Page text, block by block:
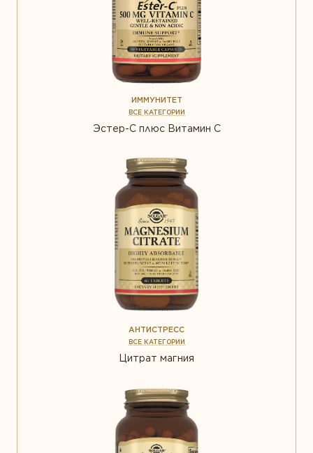
ИММУНИТЕТ
ВСЕ КАТЕГОРИИ
Эстер-С плюс Витамин С
АНТИСТРЕСС
ВСЕ КАТЕГОРИИ
Цитрат магния